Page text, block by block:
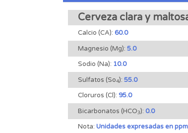
Cerveza clara y
Calcio (CA): 60.0
Magnesio (Mg): 5.0
Sodio (Na): 10.0
Sulfatos (So4): 55.0
Cloruros (Cl): 95.0
Bicarbonatos (HCO3): 0.0
Nota: Unidades expresadas en